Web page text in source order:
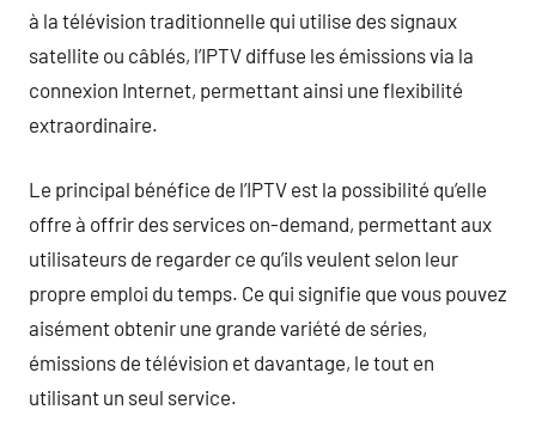
à la télévision traditionnelle qui utilise des signaux
satellite ou câblés, l’IPTV diffuse les émissions via la
connexion Internet, permettant ainsi une flexibilité
extraordinaire.
Le principal bénéfice de l’IPTV est la possibilité qu’elle
offre à offrir des services on-demand, permettant aux
utilisateurs de regarder ce qu’ils veulent selon leur
propre emploi du temps. Ce qui signifie que vous pouvez
aisément obtenir une grande variété de séries,
émissions de télévision et davantage, le tout en
utilisant un seul service.